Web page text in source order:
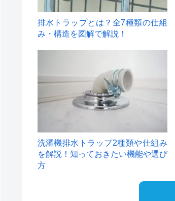
排水トラップとは？全7種類の仕組
み・構造を図解で解説！
洗濯機排水トラップ2種類や仕組み
を解説！知っておきたい機能や選び
方